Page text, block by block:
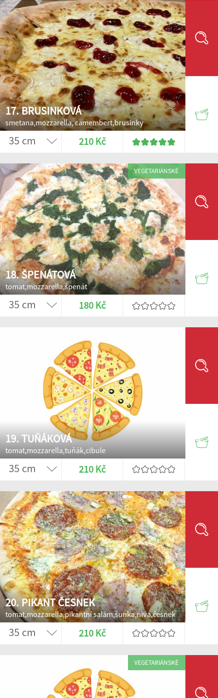
17. BRUSINKOVÁ
smetana,mozzarella, camembert,brusinky
210 Kč
VEGETARIÁNSKÉ
18. ŠPENÁTOVÁ
tomat,mozzarella,špenát
180 Kč
19. TUŇÁKOVÁ
tomat,mozzarella,tuňák,cibule
210 Kč
20. PIKANT ČESNEK
tomat,mozzarella,pikantní salám,šunka,niva,česnek
210 Kč
VEGETARIÁNSKÉ